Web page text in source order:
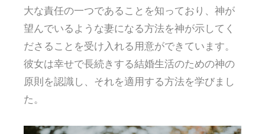
大な責任の一つであることを知っており、神が
望んでいるような妻になる方法を神が示してく
ださることを受け入れる用意ができています。
彼女は幸せで長続きする結婚生活のための神の
原則を認識し、それを適用する方法を学びまし
た。